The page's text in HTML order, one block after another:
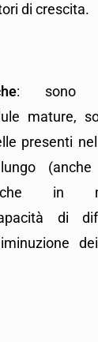
di crescita.
: sono
mature,
presenti
in
di